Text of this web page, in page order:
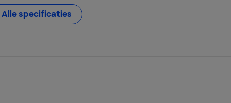
Alle specificaties